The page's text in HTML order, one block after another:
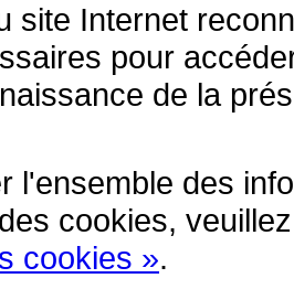
site Internet
pour
de la
l'ensemble des
cookies,
cookies ».